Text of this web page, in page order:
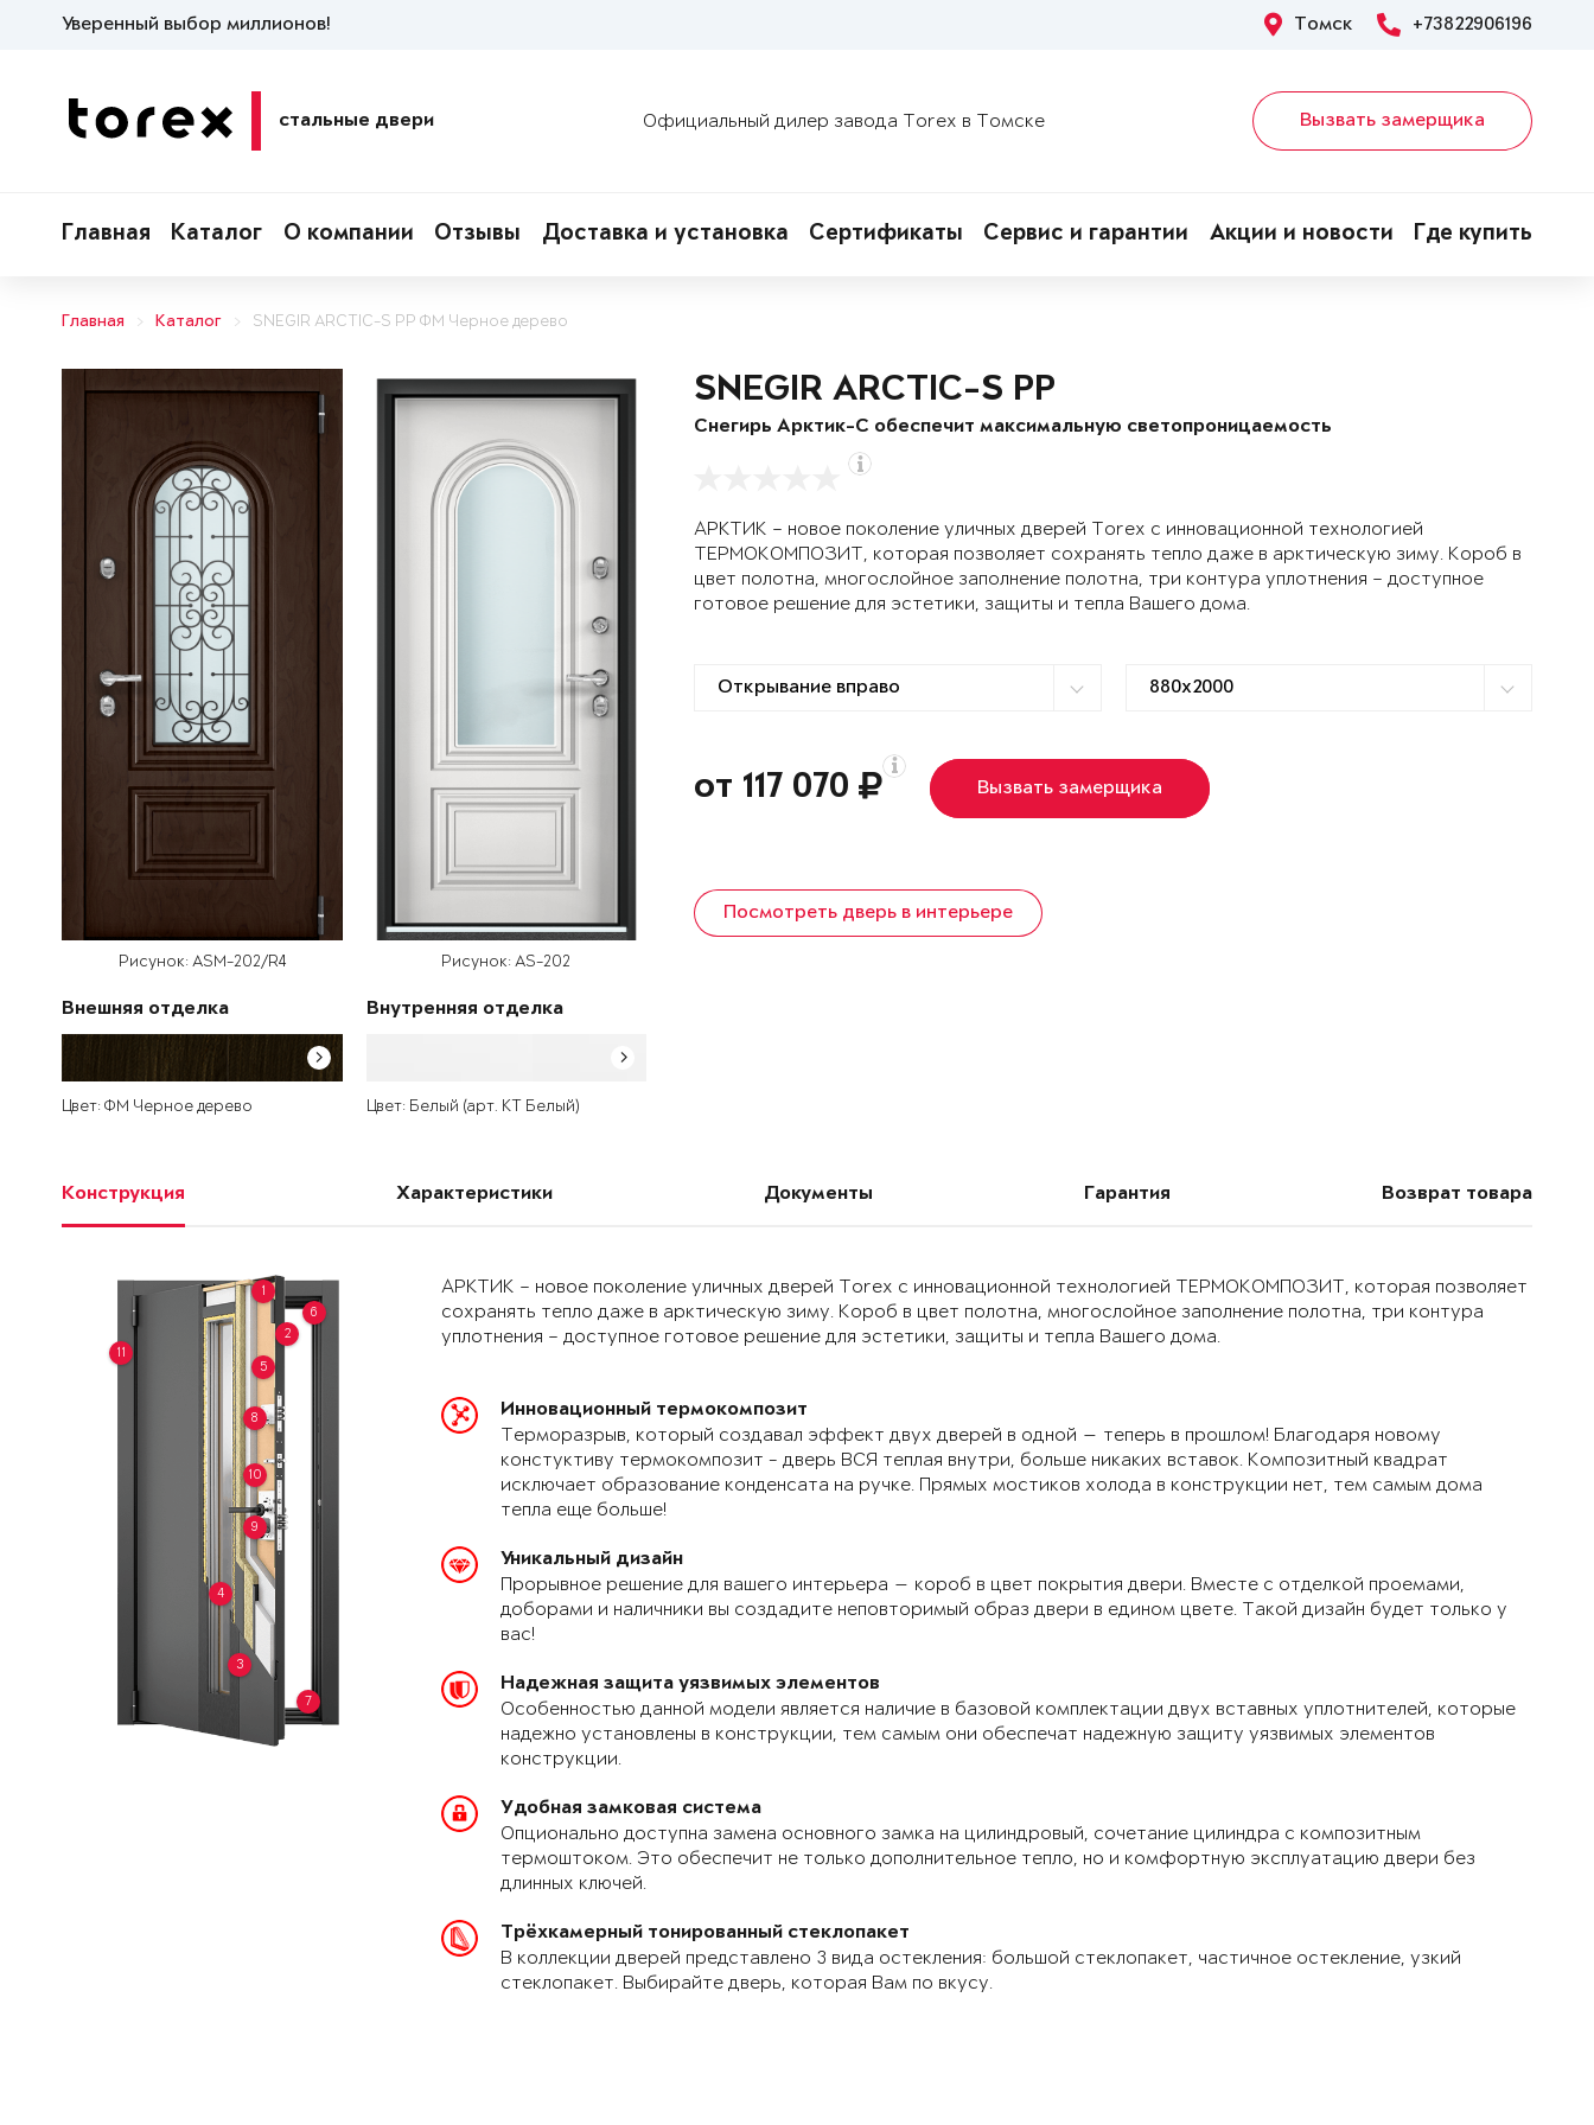
Уверенный выбор миллионов! Томск +73822906196
стальные двери Официальный дилер завода Torex в Томске Вызвать замерщика
Главная Каталог О компании Отзывы Доставка и установка Сертификаты Сервис и гарантии Акции и новости Где купить
Главная Каталог SNEGIR ARCTIC-S PP ФМ Черное дерево
Рисунок: ASM-202/R4
Внешняя отделка
Цвет: ФМ Черное дерево
Рисунок: AS-202
Внутренняя отделка
Цвет: Белый (арт. КТ Белый)
SNEGIR ARCTIC-S PP
Снегирь Арктик-С обеспечит максимальную светопроницаемость
АРКТИК – новое поколение уличных дверей Torex с инновационной технологией
ТЕРМОКОМПОЗИТ, которая позволяет сохранять тепло даже в арктическую зиму. Короб в
цвет полотна, многослойное заполнение полотна, три контура уплотнения – доступное
готовое решение для эстетики, защиты и тепла Вашего дома.
от 117 070 Вызвать замерщика
Посмотреть дверь в интерьере
Конструкция Характеристики Документы Гарантия Возврат товара
1
2
3
4
5
6
7
8
9
10
11
АРКТИК – новое поколение уличных дверей Torex с инновационной технологией ТЕРМОКОМПОЗИТ, которая позволяет
сохранять тепло даже в арктическую зиму. Короб в цвет полотна, многослойное заполнение полотна, три контура
уплотнения – доступное готовое решение для эстетики, защиты и тепла Вашего дома.
Инновационный термокомпозит
Терморазрыв, который создавал эффект двух дверей в одной — теперь в прошлом! Благодаря новому
констуктиву термокомпозит - дверь ВСЯ теплая внутри, больше никаких вставок. Композитный квадрат
исключает образование конденсата на ручке. Прямых мостиков холода в конструкции нет, тем самым дома
тепла еще больше!
Уникальный дизайн
Прорывное решение для вашего интерьера — короб в цвет покрытия двери. Вместе с отделкой проемами,
доборами и наличники вы создадите неповторимый образ двери в едином цвете. Такой дизайн будет только у
вас!
Надежная защита уязвимых элементов
Особенностью данной модели является наличие в базовой комплектации двух вставных уплотнителей, которые
надежно установлены в конструкции, тем самым они обеспечат надежную защиту уязвимых элементов
конструкции.
Удобная замковая система
Опционально доступна замена основного замка на цилиндровый, сочетание цилиндра с композитным
термоштоком. Это обеспечит не только дополнительное тепло, но и комфортную эксплуатацию двери без
длинных ключей.
Трёхкамерный тонированный стеклопакет
В коллекции дверей представлено 3 вида остекления: большой стеклопакет, частичное остекление, узкий
стеклопакет. Выбирайте дверь, которая Вам по вкусу.